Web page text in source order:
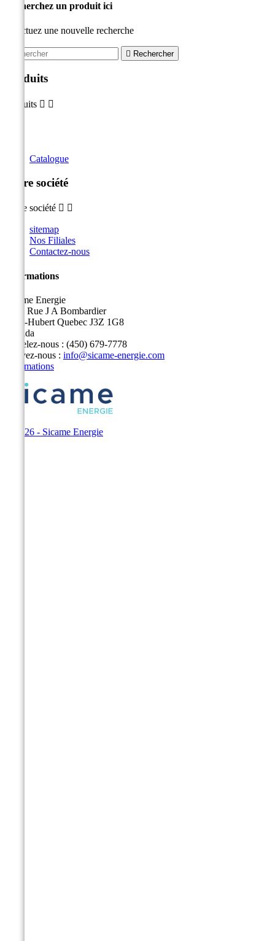
Recherchez un produit ici
Effectuez une nouvelle recherche
 Rechercher
Produits
Produits  
Catalogue
Notre société
Notre société  
sitemap
Nos Filiales
Contactez-nous
Informations
Sicame Energie
5400 Rue J A Bombardier
Saint-Hubert Quebec J3Z 1G8
Canada
Appelez-nous : (450) 679-7778
Écrivez-nous : info@sicame-energie.com
Informations
© 2026 - Sicame Energie